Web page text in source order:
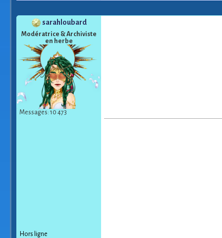
sarahloubard
Modératrice & Archiviste
en herbe
Messages: 10 473
Hors ligne